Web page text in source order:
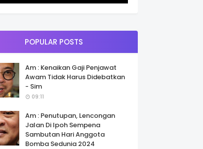
POPULAR POSTS
Am : Kenaikan Gaji Penjawat
Awam Tidak Harus Didebatkan
- Sim
09:11
Am : Penutupan, Lencongan
Jalan Di Ipoh Sempena
Sambutan Hari Anggota
Bomba Sedunia 2024